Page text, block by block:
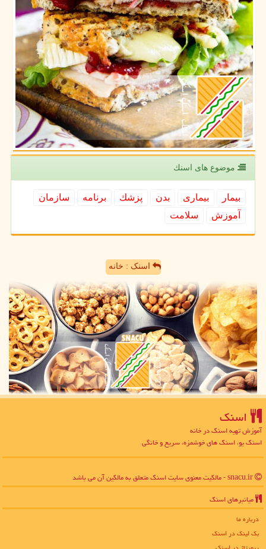
موضوع های اسنك
بیمار بیماری بدن پزشك برنامه
سازمان
آموزش
سلامت
اسنک : خانه
اسنك
آموزش تهیه اسنک در خانه
اسنک یو، اسنک های خوشمزه، سریع و خانگی
میانبرهای اسنك
درباره ما
بک لینک در اسنك